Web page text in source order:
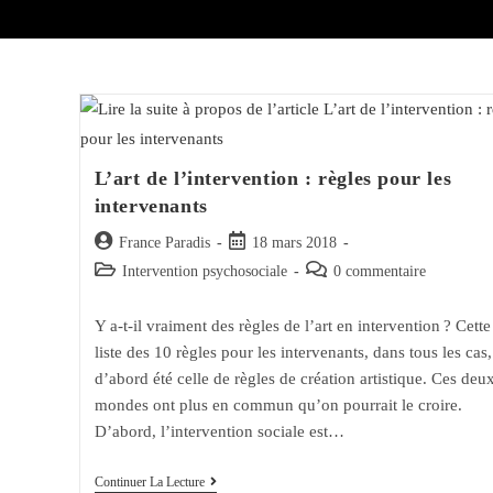
L’art de l’intervention : règles pour les
intervenants
Auteur/autrice
de
France Paradis
Post
published:
18 mars 2018
Post Intervention psychosociale
Post 0 commentaire
Y a-t-il vraiment des règles de l’art en intervention ? Cette
liste des 10 règles pour les intervenants, dans tous les
d’abord été celle de règles de création artistique. Ces
mondes ont plus en commun qu’on pourrait le croire.
D’abord, l’intervention sociale est…
Continuer La LectureL’art